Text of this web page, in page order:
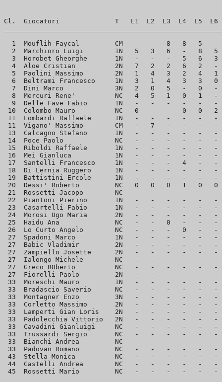
Cl.  Giocatori              T   L1  L2  L3  L4  L5  L6  L7
1  Mouflih Faycal         CM   -   -   8   8   5
2  Marchioro Luigi        1N   5   3   6   -   8
3  Horobet Gheorghe       1N   -   -   -   5   6
4  Aloe Cristian          2N   7   2   2   6   2
5  Paolini Massimo        2N   1   4   3   2   4
6  Beltrami Francesco     1N   3   1   4   3   3
7  Dini Marco             3N   2   0   5   -   0
8  Mercuri Rene'          NC   4   5   1   0   1
9  Delle Fave Fabio       1N   -   -   -   -   -
10  Colombo Mauro          NC   0   -   -   0
11  Lombardi Raffaele      1N   -   -   -   -
11  Vigano' Massimo        CM   -   7   -
13  Calcagno Stefano       1N   -   -   -   -
14  Poce Paolo             NC   -   -   -   -
15  Riboldi Raffaele       1N   -   -   -   -
16  Mei Gianluca           1N   -   -   -   -
17  Santelli Francesco     1N   -   -   -
18  Di Lernia Ruggero      1N   -   -   -   -
19  Battistini Ercole      1N   -   -   -   -
20  Dessi' Roberto         NC   0   0   0   1
21  Rossetti Jacopo        NC   -   -   -   -
22  Piantoni Pierino       1N   -   -   -   -
23  Casartelli Fabio       1N   -   -   -   -
24  Morosi Ugo Maria       2N   -   -   -   -
25  Haidu Ana              NC   -   -   0   -
26  Lo Curto Angelo        NC   -   -   -
27  Spadoni Marco          1N   -   -   -   -
27  Babic Vladimir         2N   -   -   -   -
27  Zampiello Josette      2N   -   -   -   -
27  Ialongo Michele        NC   -   -   -   -
27  Greco ROberto          NC   -   -   -   -
27  Fiorelli Paolo         2N   -   -   -   -
33  Moreschi Mauro         1N   -   -   -   -
33  Bradascio Saverio      NC   -   -   -   -
33  Montagner Enzo         3N   -   -   -   -
33  Corletto Massimo       2N   -   -   -   -
33  Lamperti Gian Loris    2N   -   -   -   -
33  Padolecchia Vittorio   2N   -   -   -   -
33  Cavadini Gianluigi     NC   -   -   -   -
33  Trussardi Sergio       NC   -   -   -   -
33  Bianchi Andrea         NC   -   -   -   -
33  Padovan Romano         NC   -   -   -
43  Stella Monica          NC   -   -   -   -
44  Castelli Andrea        NC   -   -   -   -